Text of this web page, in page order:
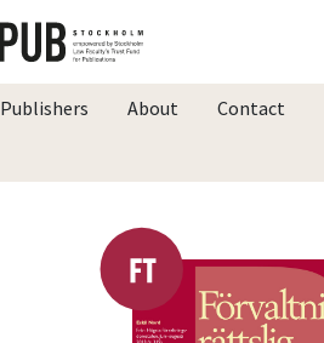
Publishers About Contact